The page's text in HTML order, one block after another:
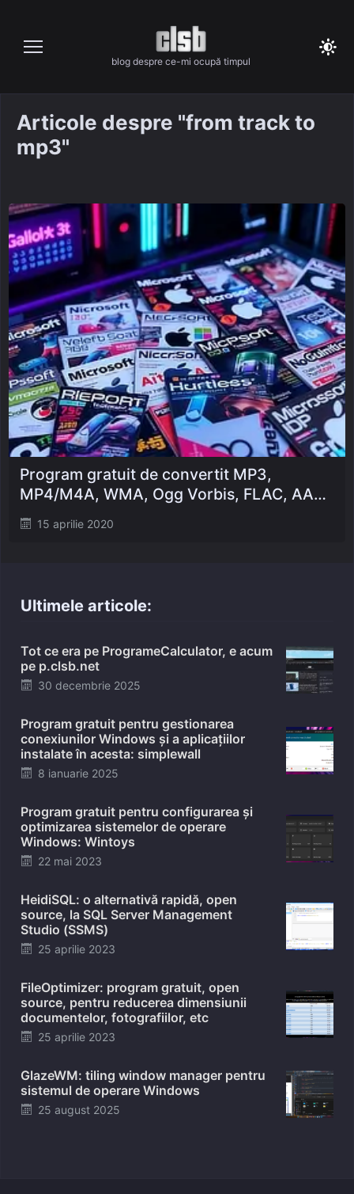
content
blog despre ce-mi ocupă timpul
Articole despre "from track to
mp3"
Posted
15 aprilie 2020
Program gratuit de convertit MP3,
MP4/M4A, WMA, Ogg Vorbis, FLAC, AAC,
WAV sau Bonk [din / in | in /din]
Ultimele articole:
Tot ce era pe ProgrameCalculator, e acum
pe p.clsb.net
Posted
30 decembrie 2025
Program gratuit pentru gestionarea
conexiunilor Windows și a aplicațiilor
instalate în acesta: simplewall
Posted
8 ianuarie 2025
Program gratuit pentru configurarea și
optimizarea sistemelor de operare
Windows: Wintoys
Posted
22 mai 2023
HeidiSQL: o alternativă rapidă, open
source, la SQL Server Management
Studio (SSMS)
Posted
25 aprilie 2023
FileOptimizer: program gratuit, open
source, pentru reducerea dimensiunii
documentelor, fotografiilor, etc
Posted
25 aprilie 2023
GlazeWM: tiling window manager pentru
sistemul de operare Windows
Posted
25 august 2025